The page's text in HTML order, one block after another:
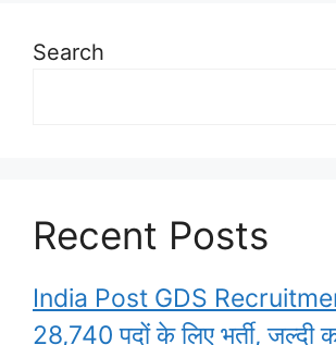
Search
Recent Posts
India Post GDS
28,740 पदों के लिए भर्ती,